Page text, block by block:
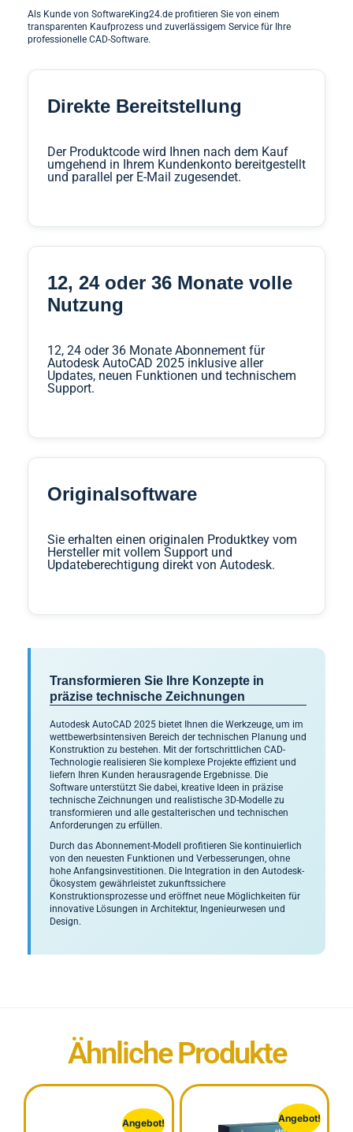
Als Kunde von SoftwareKing24.de profitieren Sie von einem
transparenten Kaufprozess und zuverlässigem Service für Ihre
professionelle CAD-Software.
Direkte Bereitstellung
Der Produktcode wird Ihnen nach dem Kauf
umgehend in Ihrem Kundenkonto bereitgestellt
und parallel per E-Mail zugesendet.
12, 24 oder 36 Monate volle
Nutzung
12, 24 oder 36 Monate Abonnement für
Autodesk AutoCAD 2025 inklusive aller
Updates, neuen Funktionen und technischem
Support.
Originalsoftware
Sie erhalten einen originalen Produktkey vom
Hersteller mit vollem Support und
Updateberechtigung direkt von Autodesk.
Transformieren Sie Ihre Konzepte in
präzise technische Zeichnungen
Autodesk AutoCAD 2025 bietet Ihnen die Werkzeuge, um im
wettbewerbsintensiven Bereich der technischen Planung und
Konstruktion zu bestehen. Mit der fortschrittlichen CAD-
Technologie realisieren Sie komplexe Projekte effizient und
liefern Ihren Kunden herausragende Ergebnisse. Die
Software unterstützt Sie dabei, kreative Ideen in präzise
technische Zeichnungen und realistische 3D-Modelle zu
transformieren und alle gestalterischen und technischen
Anforderungen zu erfüllen.
Durch das Abonnement-Modell profitieren Sie kontinuierlich
von den neuesten Funktionen und Verbesserungen, ohne
hohe Anfangsinvestitionen. Die Integration in den Autodesk-
Ökosystem gewährleistet zukunftssichere
Konstruktionsprozesse und eröffnet neue Möglichkeiten für
innovative Lösungen in Architektur, Ingenieurwesen und
Design.
Ähnliche Produkte
Angebot! Angebot!